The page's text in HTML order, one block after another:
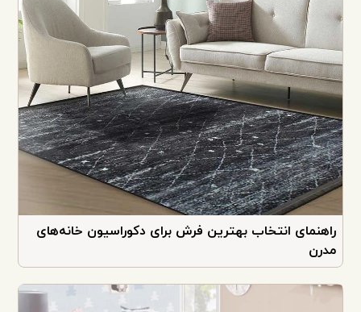
راهنمای انتخاب بهترین فرش برای دکوراسیون خانه‌های
مدرن